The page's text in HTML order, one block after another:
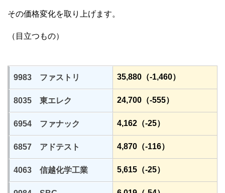
その価格変化を取り上げます。
（目立つもの）
9983 ファストリ 35,880（-1,460）
8035 東エレク 24,700（-555）
6954 ファナック 4,162（-25）
6857 アドテスト 4,870（-116）
4063 信越化学工業 5,615（-25）